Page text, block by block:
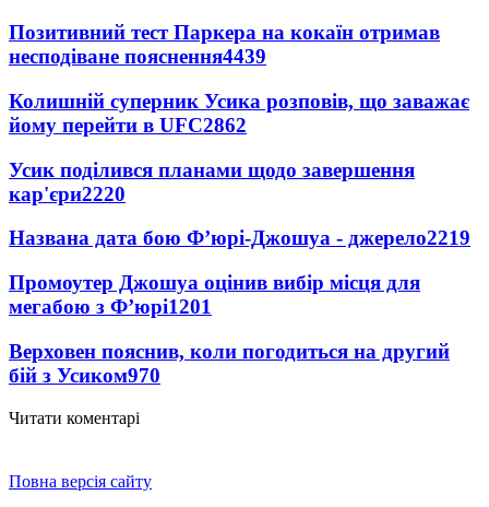
Позитивний тест Паркера на кокаїн отримав
несподіване пояснення4439
Колишній суперник Усика розповів, що заважає
йому перейти в UFC2862
Усик поділився планами щодо завершення
кар'єри2220
Названа дата бою Ф’юрі-Джошуа - джерело2219
Промоутер Джошуа оцінив вибір місця для
мегабою з Ф’юрі1201
Верховен пояснив, коли погодиться на другий
бій з Усиком970
Читати коментарі
Повна версія сайту